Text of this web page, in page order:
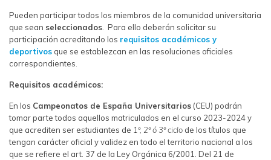
Pueden participar todos los miembros de la comunidad universitaria
que sean seleccionados . Para ello deberán solicitar su
participación acreditando los requisitos académicos y
deportivos que se establezcan en las resoluciones oficiales
correspondientes.
Requisitos académicos:
En los Campeonatos de España Universitarios (CEU) podrán
tomar parte todos aquellos matriculados en el curso 2023-2024 y
que acrediten ser estudiantes de 1º, 2º ó 3º ciclo de los títulos que
tengan carácter oficial y validez en todo el territorio nacional a los
que se refiere el art. 37 de la Ley Orgánica 6/2001. Del 21 de